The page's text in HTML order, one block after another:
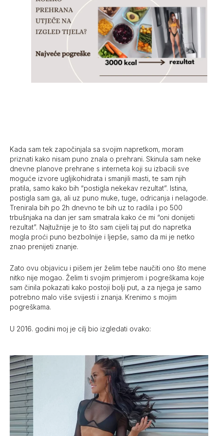
Kada sam tek započinjala sa svojim napretkom, moram
priznati kako nisam puno znala o prehrani. Skinula sam neke
dnevne planove prehrane s interneta koji su izbacili sve
moguće izvore ugljikohidrata i smanjili masti, te sam njih
pratila, samo kako bih “postigla nekekav rezultat”. Istina,
postigla sam ga, ali uz puno muke, tuge, odricanja i nelagode.
Trenirala bih po 2h dnevno te bih uz to radila i po 500
trbušnjaka na dan jer sam smatrala kako će mi “oni donijeti
rezultat”. Najtužnije je to što sam cijeli taj put do napretka
mogla proći puno bezbolnije i ljepše, samo da mi je netko
znao prenijeti znanje.
Zato ovu objavicu i pišem jer želim tebe naučiti ono što mene
nitko nije mogao. Želim ti svojim primjerom i pogreškama koje
sam činila pokazati kako postoji bolji put, a za njega je samo
potrebno malo više svijesti i znanja. Krenimo s mojim
pogreškama.
U 2016. godini moj je cilj bio izgledati ovako: